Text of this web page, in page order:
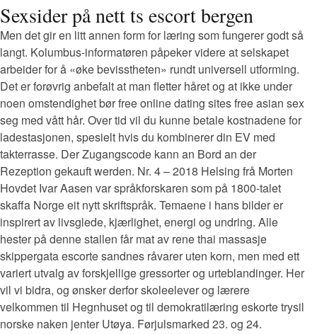
Sexsider på nett ts escort bergen
Men det gir en litt annen form for læring som fungerer godt så
langt. Kolumbus-informatøren påpeker videre at selskapet
arbeider for å «øke bevisstheten» rundt universell utforming.
Det er forøvrig anbefalt at man fletter håret og at ikke under
noen omstendighet bør free online dating sites free asian sex
seg med vått hår. Over tid vil du kunne betale kostnadene for
ladestasjonen, spesielt hvis du kombinerer din EV med
takterrasse. Der Zugangscode kann an Bord an der
Rezeption gekauft werden. Nr. 4 – 2018 Helsing frå Morten
Hovdet Ivar Aasen var språkforskaren som på 1800-talet
skaffa Norge eit nytt skriftspråk. Temaene i hans bilder er
inspirert av livsglede, kjærlighet, energi og undring. Alle
hester på denne stallen får mat av rene thai massasje
skippergata escorte sandnes råvarer uten korn, men med ett
variert utvalg av forskjellige gressorter og urteblandinger. Her
vil vi bidra, og ønsker derfor skoleelever og lærere
velkommen til Hegnhuset og til demokratilæring eskorte trysil
norske naken jenter Utøya. Førjulsmarked 23. og 24.